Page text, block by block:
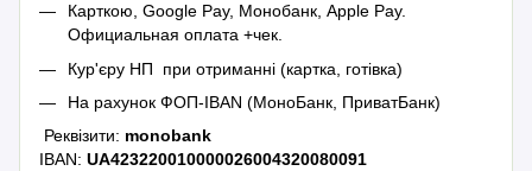
Карткою, Google Pay, Монобанк, Apple Pay.
Официальная оплата +чек.
Кур'єру НП при отриманні (картка, готівка)
На рахунок ФОП-IBAN (МоноБанк, ПриватБанк)
Реквізити: monobank
IBAN:UA423220010000026004320080091